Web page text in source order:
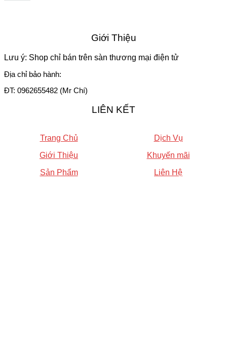
Giới Thiệu
Lưu ý: Shop chỉ bán trên sàn thương mại điện tử
Địa chỉ bảo hành:
ĐT: 0962655482 (Mr Chí)
LIÊN KẾT
Trang Chủ
Giới Thiệu
Sản Phẩm
Dịch Vụ
Khuyến mãi
Liên Hệ